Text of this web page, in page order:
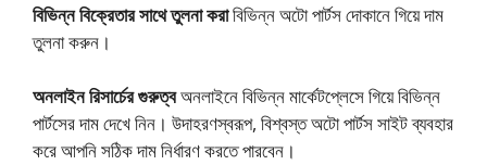
বিভিন্ন বিক্রেতার সাথে তুলনা করাবিভিন্ন অটো পার্টস দোকানে গিয়ে দাম
তুলনা করুন।
অনলাইন রিসার্চের গুরুত্বঅনলাইনে বিভিন্ন মার্কেটপ্লেসে গিয়ে বিভিন্ন
পার্টসের দাম দেখে নিন। উদাহরণস্বরূপ, বিশ্বস্ত অটো পার্টস সাইট ব্যবহার
করে আপনি সঠিক দাম নির্ধারণ করতে পারবেন।